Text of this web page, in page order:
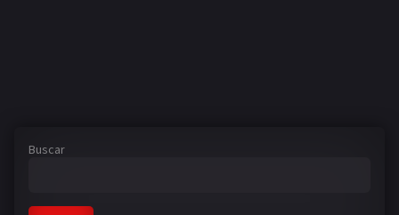
Buscar